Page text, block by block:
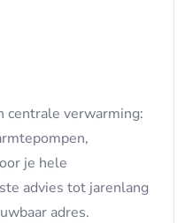
centrale verwarming:
je hele
advies tot jarenlang
adres.